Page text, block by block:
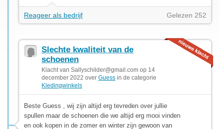
Reageer als bedrijf Gelezen 252
Slechte kwaliteit van de
schoenen
Klacht van Sallyschilder@gmail.com op 14
december 2022 over Guess in de categorie
Kledingwinkels
Beste Guess , wij zijn altijd erg tevreden over jullie
spullen maar de schoenen die we altijd erg mooi vinden
en ook kopen in de zomer en winter zijn gewoon van